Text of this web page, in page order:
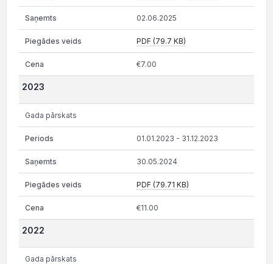
02.06.2025
PDF (79.7 KB)
€7.00
2023
Gada pārskats
01.01.2023 - 31.12.2023
30.05.2024
PDF (79.71 KB)
€11.00
2022
Gada pārskats